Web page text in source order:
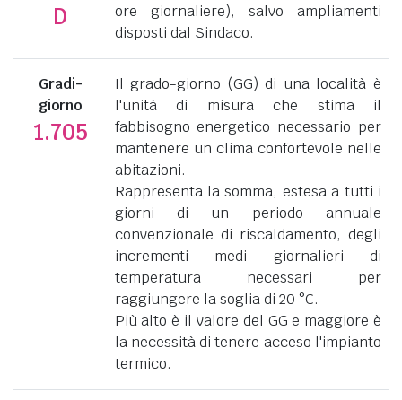
D
ore giornaliere), salvo ampliamenti
disposti dal Sindaco.
Gradi-
giorno
1.705
Il grado-giorno (GG) di una località è
l'unità di misura che stima il
fabbisogno energetico necessario per
mantenere un clima confortevole nelle
abitazioni.
Rappresenta la somma, estesa a tutti i
giorni di un periodo annuale
convenzionale di riscaldamento, degli
incrementi medi giornalieri di
temperatura necessari per
raggiungere la soglia di 20 °C.
Più alto è il valore del GG e maggiore è
la necessità di tenere acceso l'impianto
termico.